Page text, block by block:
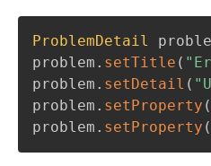
ProblemDetail
problem . setTitle (
problem . setDetail (
problem . setProperty (
problem . setProperty (